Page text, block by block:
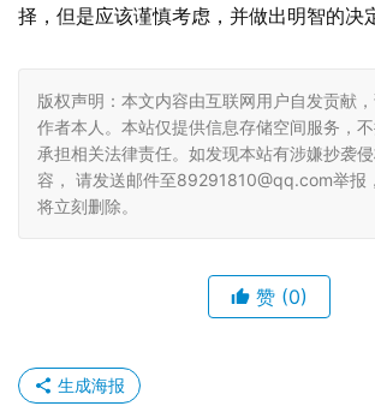
择，但是应该谨慎考虑，并做出明智的决
版权声明：本文内容由互联网用户自发贡献
作者本人。本站仅提供信息存储空间服务，
承担相关法律责任。如发现本站有涉嫌抄袭
容， 请发送邮件至89291810@qq.com举报
将立刻删除。
赞 (0)
生成海报